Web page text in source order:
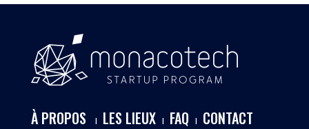
À PROPOS I LES LIEUXI FAQ I CONTACT